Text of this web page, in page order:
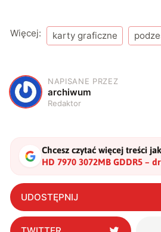
Więcej: karty graficzne
A
NAPISANE PRZEZ
archiwum
Redaktor
Chcesz czytać więcej treści jak
HD 7970 3072MB GDDR5 –
UDOSTĘPNIJ